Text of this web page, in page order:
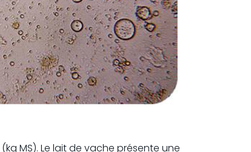
MS). Le lait de vache présente une